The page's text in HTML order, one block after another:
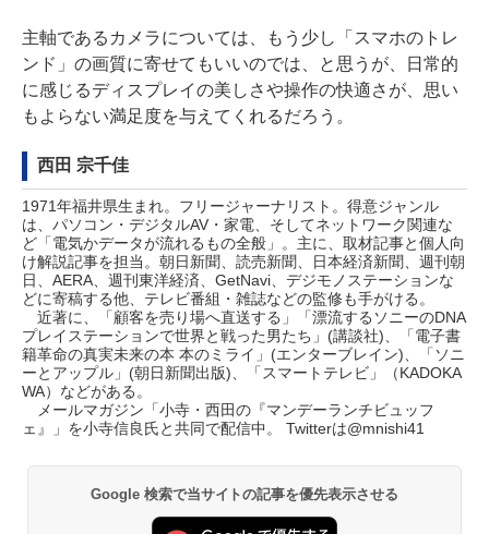
主軸であるカメラについては、もう少し「スマホのトレ
ンド」の画質に寄せてもいいのでは、と思うが、日常的
に感じるディスプレイの美しさや操作の快適さが、思い
もよらない満足度を与えてくれるだろう。
西田 宗千佳
1971年福井県生まれ。フリージャーナリスト。得意ジャンル
は、パソコン・デジタルAV・家電、そしてネットワーク関連な
ど「電気かデータが流れるもの全般」。主に、取材記事と個人向
け解説記事を担当。朝日新聞、読売新聞、日本経済新聞、週刊朝
日、AERA、週刊東洋経済、GetNavi、デジモノステーションな
どに寄稿する他、テレビ番組・雑誌などの監修も手がける。
近著に、「顧客を売り場へ直送する」「漂流するソニーのDNA
プレイステーションで世界と戦った男たち」(講談社)、「電子書
籍革命の真実未来の本 本のミライ」(エンターブレイン)、「ソニ
ーとアップル」(朝日新聞出版)、「スマートテレビ」（KADOKA
WA）などがある。
メールマガジン「小寺・西田の『マンデーランチビュッフ
ェ』
」を小寺信良氏と共同で配信中。 Twitterは@mnishi41
Google 検索で当サイトの記事を優先表示させる